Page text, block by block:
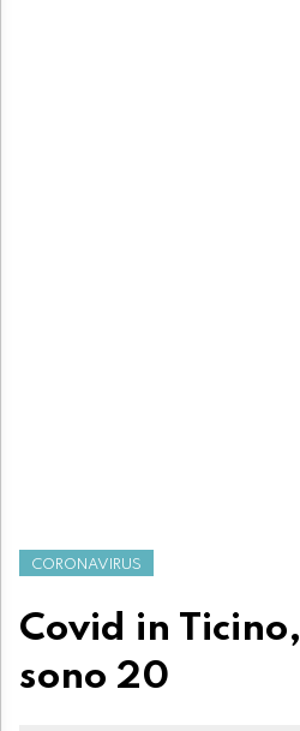
CORONAVIRUS
Covid in
sono 20